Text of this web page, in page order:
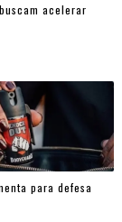
acelerar
para defesa